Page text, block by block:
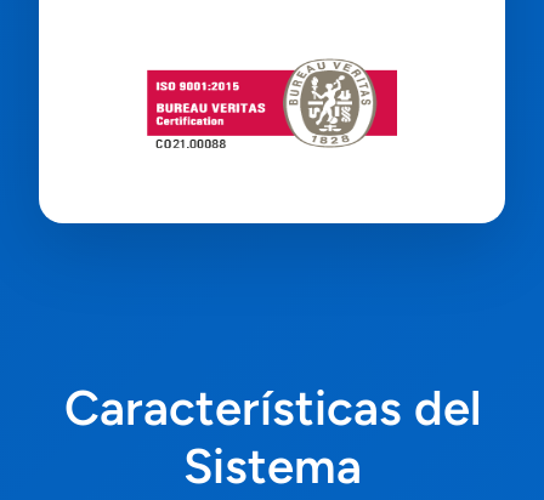
Características del
Sistema